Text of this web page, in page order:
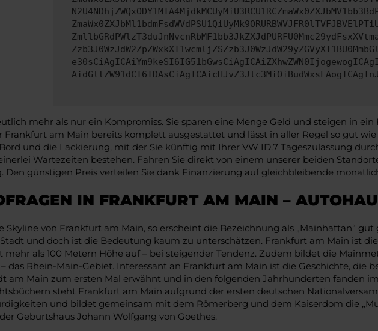
mehr als nur ein Kompromiss. Sie sparen eine Menge Geld und steigen in
am Main bereits komplett ausgestattet und lässt in aller Regel so gut
und die Lackierung, mit der Sie künftig mit Ihrer VW ID.7 Tageszulassung
Wartezeiten bestehen. Fahren Sie direkt von einem unserer beiden
günstigen Preis verteilen Sie dank Finanzierung auf gleichbleibende
IN FRANKFURT AM MAIN –
von Frankfurt am Main, so erscheint die Bezeichnung als „Mainhattan“
und doch ist die Bedeutung kaum zu unterschätzen. Frankfurt am Main ist
als 100 Metern Höhe auf – bei steigender Tendenz. Zudem bildet die
das Rhein-Main-Gebiet. Interessant an Frankfurt am Main ist die Geschichte, die
am Main zum ersten Mal erwähnt und in den folgenden Jahrhunderten fanden
steht Frankfurt am Main aufgrund der ersten deutschen
und bildet gemeinsam mit dem Römerberg und dem Kaiserdom die
Geburtshaus Johann Wolfgang von Goethes.